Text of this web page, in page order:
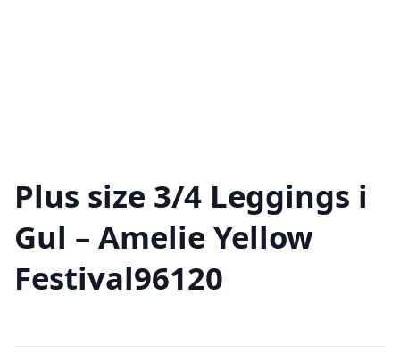
Plus size 3/4 Leggings i
Gul – Amelie Yellow
Festival96120